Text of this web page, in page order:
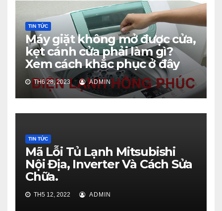
TIN TỨC
Máy giặt không mở được cửa,
kẹt cánh cửa phải làm gì?
Xem cách khắc phục ở đây
TH6 28, 2023 ADMIN
TIN TỨC
Mã Lỗi Tủ Lạnh Mitsubishi
Nội Địa, Inverter Và Cách Sửa
Chữa.
TH5 12, 2022 ADMIN